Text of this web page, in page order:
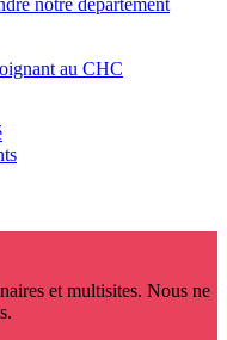
notre département
au CHC
et multisites. Nous ne